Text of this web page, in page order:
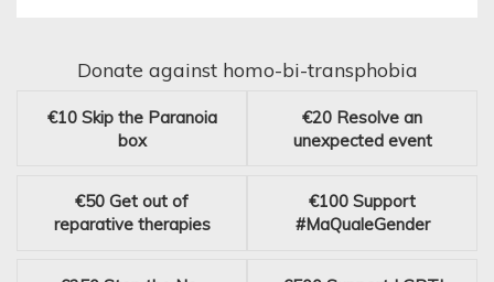
Donate against homo-bi-transphobia
€10 Skip the Paranoia
box
€20 Resolve an
unexpected event
€50 Get out of
reparative therapies
€100 Support
#MaQualeGender